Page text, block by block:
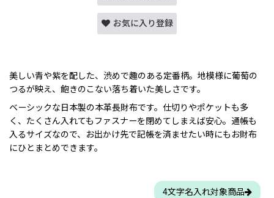
お気に入り登録
美しい青や紫を配した、渋めで趣のある定番柄。地模様に葡萄の
つるが映え、飽きのこない落ち着いた美しさです。
ベーシックな日本製の本革長財布です。仕切りやポケットも多
く、たくさん入れてもファスナーを閉めてしまえば安心。通帳も
入るサイズなので、お出かけ先で記帳を済ませたい時にもお財布
にひとまとめできます。
4文字名入れ対象商品